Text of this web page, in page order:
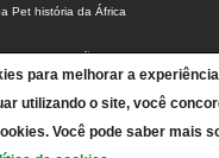
Pet história da África
- Cursos São Borja
NEGROS - SÃO BORJA
para melhorar a
utilizando o site, você
Você pode saber mais